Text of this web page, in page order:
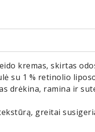
kremas, skirtas
su 1 % retinolio
drėkina, ramina ir
greitai